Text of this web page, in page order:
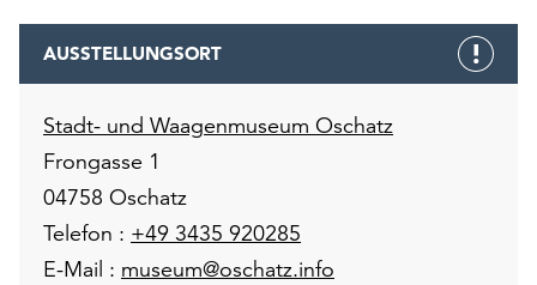
AUSSTELLUNGSORT
Stadt- und Waagenmuseum Oschatz
Frongasse 1
04758 Oschatz
Telefon : +49 3435 920285
E-Mail : museum@oschatz.info